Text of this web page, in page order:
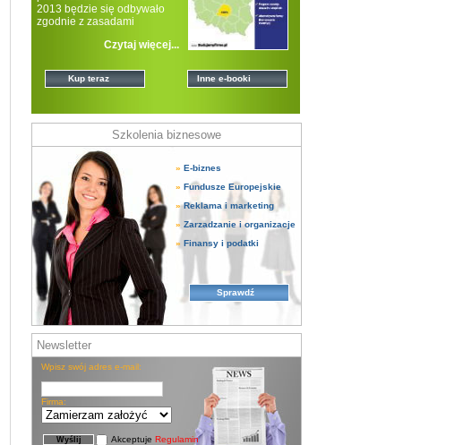
2013 będzie się odbywało
zgodnie z zasadami
Czytaj więcej...
Kup teraz Inne e-booki
Szkolenia biznesowe
» E-biznes
» Fundusze Europejskie
» Reklama i marketing
» Zarzadzanie i organizacje
» Finansy i podatki
Sprawdź
Newsletter
Wpisz swój adres e-mail:
Firma:
Akceptuje Regulamin